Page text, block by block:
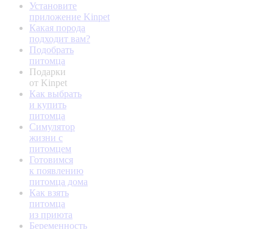
Установите
приложение Kinpet
Какая порода
подходит вам?
Подобрать
питомца
Подарки
от Kinpet
Как выбрать
и купить
питомца
Симулятор
жизни с
питомцем
Готовимся
к появлению
питомца дома
Как взять
питомца
из приюта
Беременность